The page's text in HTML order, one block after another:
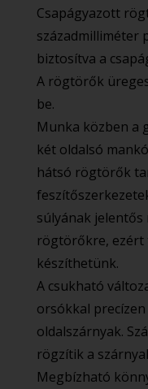
Csapágyazott
századmilliméter
biztosítva a
A rögtörők
be.
Munka közben a
két oldalsó
hátsó rögtörők
súlyának
rögtörőkre,
készíthetünk.
A csukható
orsókkal
oldalszárnyak.
rögzítik a
Megbízható